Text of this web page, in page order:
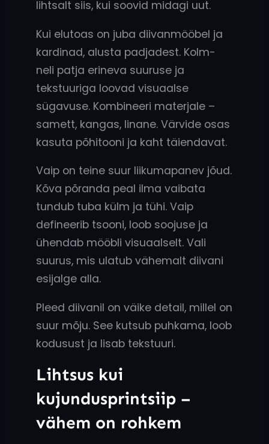
lihtsalt siis, kui soovid midagi uut.
Kui elutoas on juba diivanmööbel ja
kardinad, alusta padjadest. Kolm-
neli patja erineva suuruse ja
tekstuuriga loovad visuaalse
sügavuse. Kombineeri materjale –
samett, kangas, linane. Värvide osas
kasuta põhitooni ja kaht täiendavat.
Vaip on teine suur liikumapanev jõud.
Kõva põranda peal ilma vaibata
tundub tuba külm ja tühi. Vaip
defineerib tsooni, loob soojuse ja
ühendab mööbli visuaalselt. Vali
suurus, mis ulatub vähemalt diivani
esijalge alla.
Pleed diivanil on väike detail, millel on
suur mõju. See kutsub puhkama, loob
kodusust ja lisab tekstuuri.
Lihtsus kui
kujundusprintsiip –
vähem on rohkem